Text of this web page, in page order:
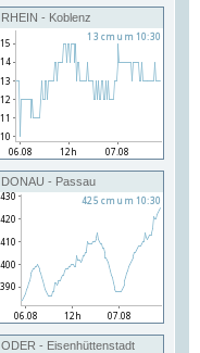
RHEIN - Koblenz
DONAU - Passau
ODER - Eisenhüttenstadt